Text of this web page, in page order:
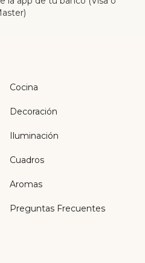
Cocina
Decoración
Iluminación
Cuadros
Aromas
Preguntas Frecuentes